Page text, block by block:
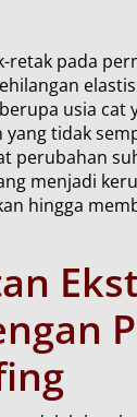
retak pada
usia cat
tidak
perubahan
menjadi
hingga